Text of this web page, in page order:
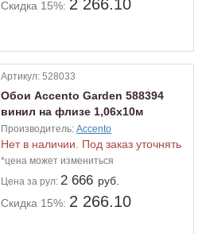
Скидка 15%: 2 266.10
Артикул:528033
Обои Accento Garden 588394
винил на флизе 1,06х10м
Производитель:Accento
Нет в наличии. Под заказ уточнять
*цена может измениться
Цена за рул:2 666 руб.
Скидка 15%: 2 266.10